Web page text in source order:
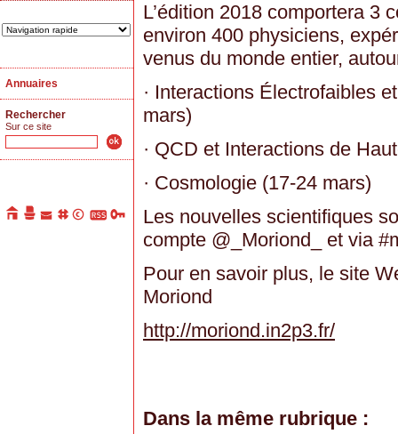
Annuaires
Rechercher
Sur ce site
L’édition 2018 comportera 3
environ 400 physiciens,
venus du monde entier,
· Interactions Électrofaibles
mars)
· QCD et Interactions de
· Cosmologie (17-24 mars)
Les nouvelles scientifiques
compte @_Moriond_ et via
Pour en savoir plus, le site
Moriond
http://moriond.in2p3.fr/
Dans la même rubrique :